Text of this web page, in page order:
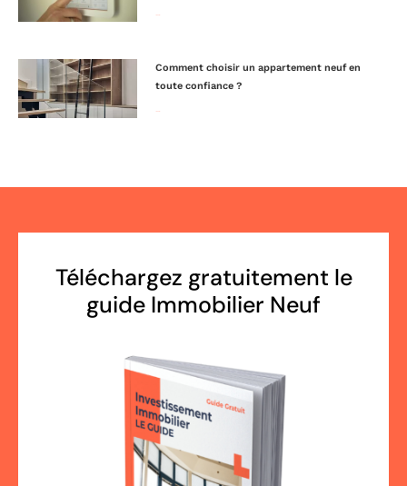
Comment choisir un appartement neuf en
toute confiance ?
Téléchargez gratuitement le
guide Immobilier Neuf